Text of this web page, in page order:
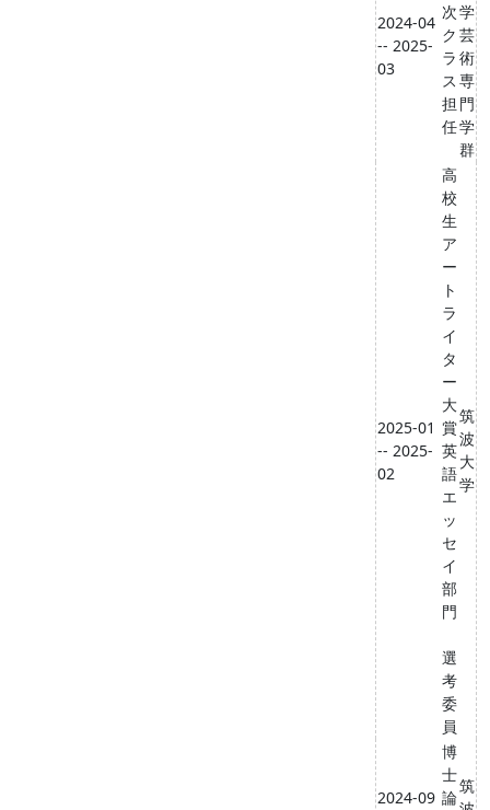
2024-04
-- 2025-
03
次
ク
ラ
ス
担
任
学
芸
術
専
門
学
群
2025-01
-- 2025-
02
高
校
生
ア
ー
ト
ラ
イ
タ
ー
大
賞
英
語
エ
ッ
セ
イ
部
門
選
考
委
員
筑
波
大
学
2024-09
博
士
論
筑